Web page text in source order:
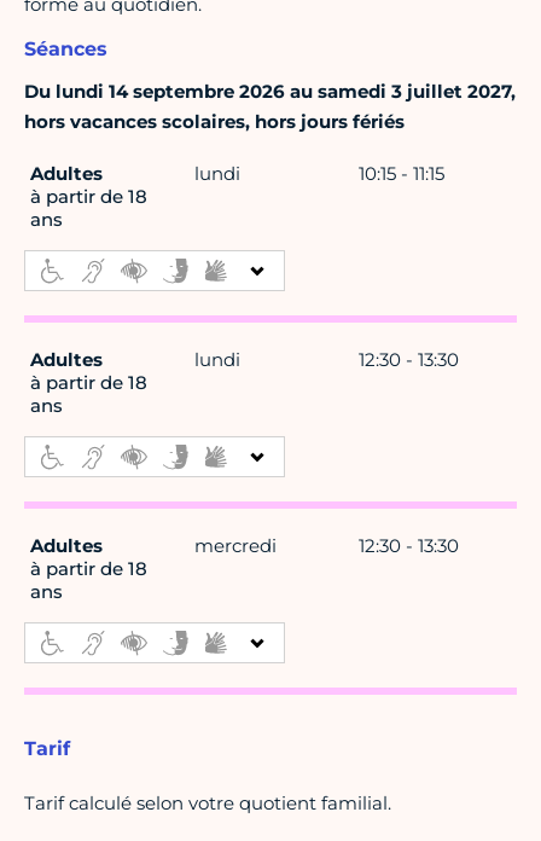
forme au quotidien.
Séances
Du lundi 14 septembre 2026 au samedi 3 juillet 2027,
hors vacances scolaires, hors jours fériés
Adultes
à partir de 18
ans
lundi 10:15 - 11:15
Adultes
à partir de 18
ans
lundi 12:30 - 13:30
Adultes
à partir de 18
ans
mercredi 12:30 - 13:30
Tarif
Tarif calculé selon votre quotient familial.